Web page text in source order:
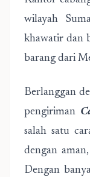
wilayah
khawatir dan
barang dari
Berlanggan
pengiriman
salah satu
dengan
Dengan